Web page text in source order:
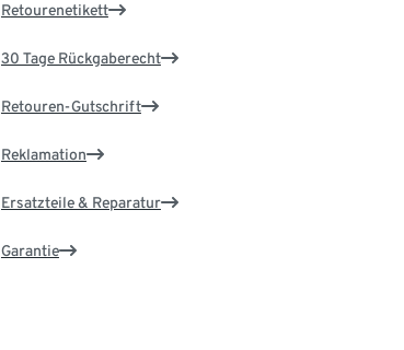
Retourenetikett
30 Tage Rückgaberecht
Retouren-Gutschrift
Reklamation
Ersatzteile & Reparatur
Garantie